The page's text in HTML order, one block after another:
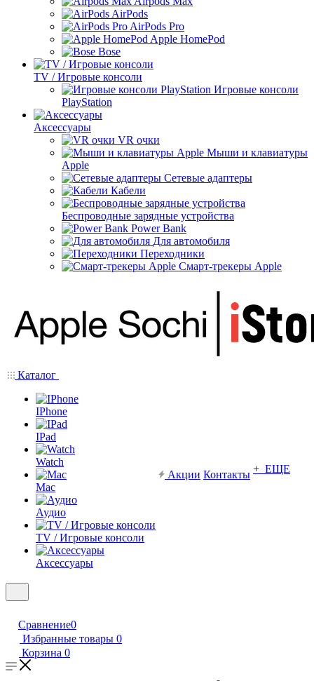
AirPods
AirPods Pro
Apple HomePod
Bose
TV / Игровые консоли
Игровые консоли
PlayStation
Аксессуары
VR очки
Мыши и клавиатуры
Apple
Сетевые адаптеры
Кабели
Беспроводные зарядные устройства
Power Bank
Для автомобиля
Переходники
Смарт-трекеры Apple
Каталог
IPhone
IPad
Watch
Mac
Аудио
TV / Игровые консоли
Аксессуары
Акции Контакты + ЕЩЕ
Сравнение0
Избранные товары 0
Корзина 0